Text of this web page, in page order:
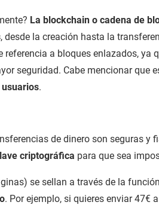
La blockchain o cadena de
, desde la creación hasta la
referencia a bloques enlazados, ya
seguridad. Cabe mencionar que
.
de dinero son seguras y
criptográfica para que sea
se sellan a través de la
. Por ejemplo, si quieres enviar 47€